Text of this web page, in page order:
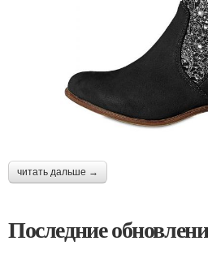
читать дальше →
Последние